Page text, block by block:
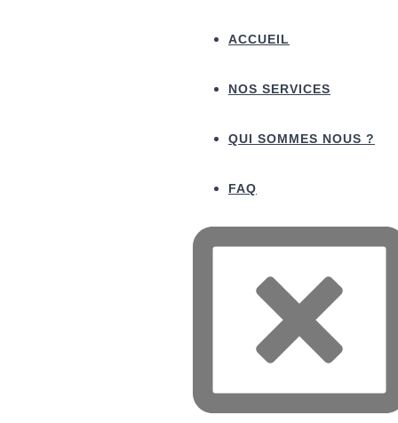
ACCUEIL
NOS SERVICES
QUI SOMMES NOUS ?
FAQ